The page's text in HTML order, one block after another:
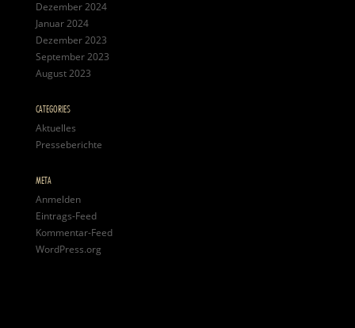
Dezember 2024
Januar 2024
Dezember 2023
September 2023
August 2023
CATEGORIES
Aktuelles
Presseberichte
META
Anmelden
Eintrags-Feed
Kommentar-Feed
WordPress.org